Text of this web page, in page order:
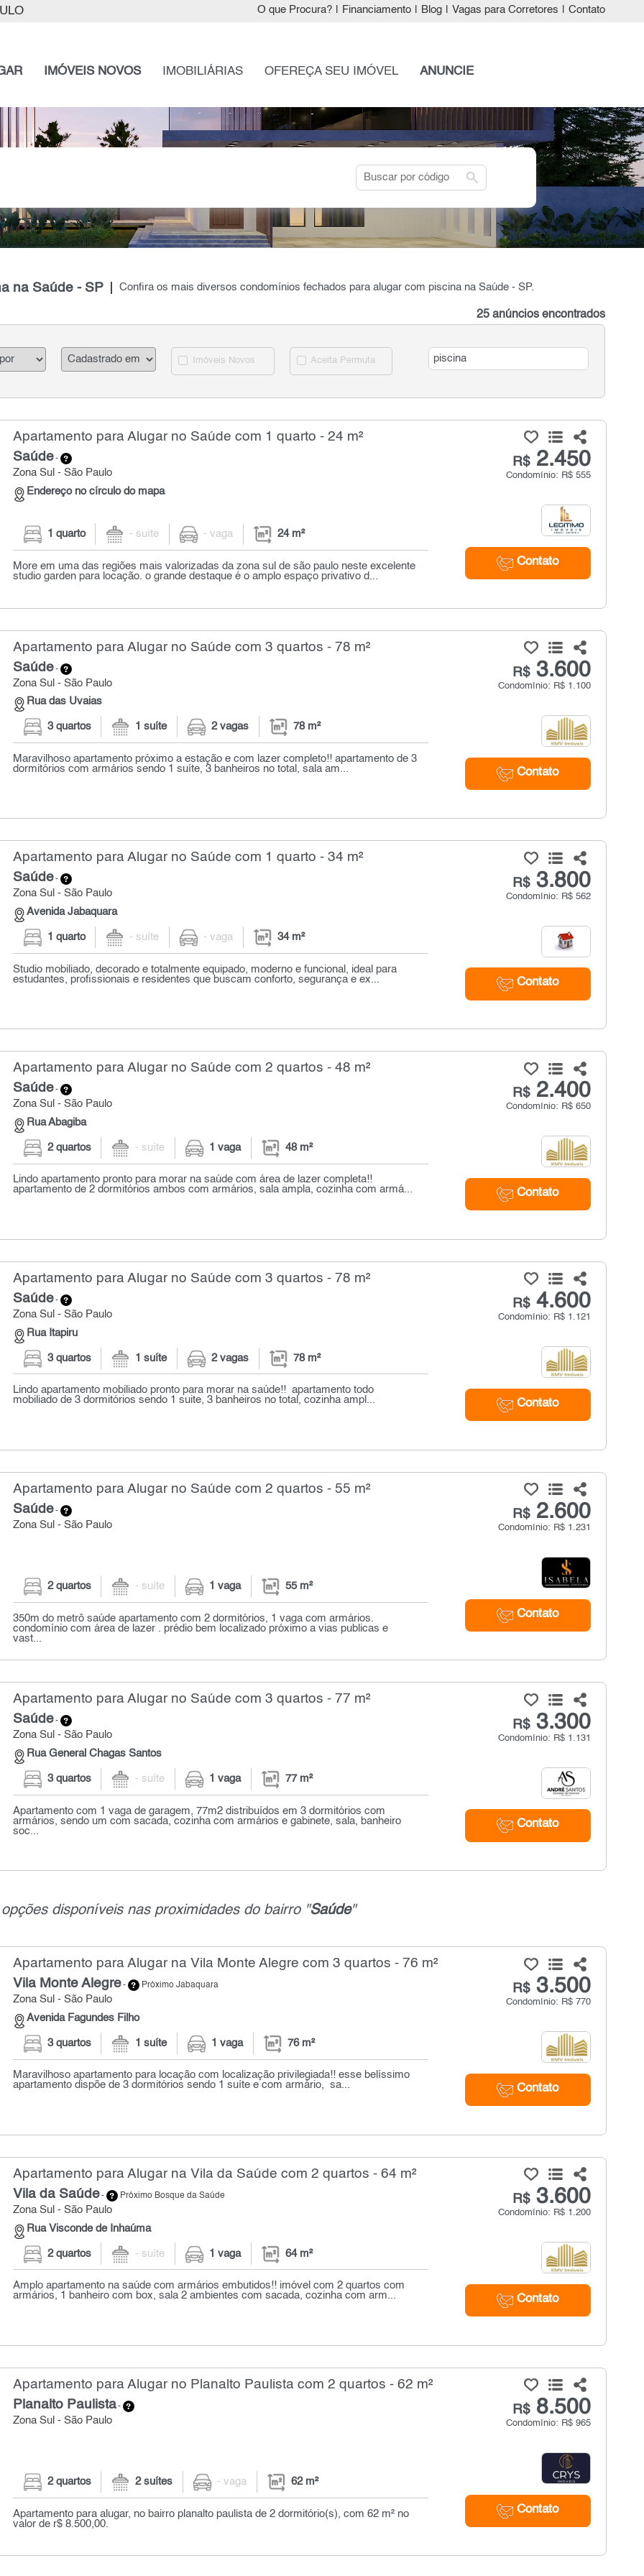
O que Procura? Financiamento Blog Vagas para Corretores Contato
IMÓVEIS NOVOS IMOBILIÁRIAS OFEREÇA SEU IMÓVEL ANUNCIE
search
na Saúde - SP Confira os mais diversos condomínios fechados para alugar com piscina na Saúde - SP.
25 anúncios encontrados
Imóveis Novos Aceita Permuta
Apartamento para Alugar no Saúde com 1 quarto - 24 m²
Saúde-
Zona Sul - São Paulo
Endereço no círculo do mapa
R$2.450
Condomínio: R$ 555
Contato
1 quarto - suíte - vaga 24 m²
More em uma das regiões mais valorizadas da zona sul de são paulo neste excelente
studio garden para locação. o grande destaque é o amplo espaço privativo d...
Apartamento para Alugar no Saúde com 3 quartos - 78 m²
Saúde-
Zona Sul - São Paulo
Rua das Uvaias
R$3.600
Condomínio: R$ 1.100
Contato
3 quartos 1 suíte 2 vagas 78 m²
Maravilhoso apartamento próximo a estação e com lazer completo!! apartamento de 3
dormitórios com armários sendo 1 suíte, 3 banheiros no total, sala am...
Apartamento para Alugar no Saúde com 1 quarto - 34 m²
Saúde-
Zona Sul - São Paulo
Avenida Jabaquara
R$3.800
Condomínio: R$ 562
Contato
1 quarto - suíte - vaga 34 m²
Studio mobiliado, decorado e totalmente equipado, moderno e funcional, ideal para
estudantes, profissionais e residentes que buscam conforto, segurança e ex...
Apartamento para Alugar no Saúde com 2 quartos - 48 m²
Saúde-
Zona Sul - São Paulo
Rua Abagiba
R$2.400
Condomínio: R$ 650
Contato
2 quartos - suíte 1 vaga 48 m²
Lindo apartamento pronto para morar na saúde com área de lazer completa!!
apartamento de 2 dormitórios ambos com armários, sala ampla, cozinha com armá...
Apartamento para Alugar no Saúde com 3 quartos - 78 m²
Saúde-
Zona Sul - São Paulo
Rua Itapiru
R$4.600
Condomínio: R$ 1.121
Contato
3 quartos 1 suíte 2 vagas 78 m²
Lindo apartamento mobiliado pronto para morar na saúde!! apartamento todo
mobiliado de 3 dormitórios sendo 1 suite, 3 banheiros no total, cozinha ampl...
Apartamento para Alugar no Saúde com 2 quartos - 55 m²
Saúde-
Zona Sul - São Paulo
R$2.600
Condomínio: R$ 1.231
Contato
2 quartos - suíte 1 vaga 55 m²
350m do metrô saúde apartamento com 2 dormitórios, 1 vaga com armários.
condomínio com área de lazer . prédio bem localizado próximo a vias publicas e
vast...
Apartamento para Alugar no Saúde com 3 quartos - 77 m²
Saúde-
Zona Sul - São Paulo
Rua General Chagas Santos
R$3.300
Condomínio: R$ 1.131
Contato
3 quartos - suíte 1 vaga 77 m²
Apartamento com 1 vaga de garagem, 77m2 distribuídos em 3 dormitórios com
armários, sendo um com sacada, cozinha com armários e gabinete, sala, banheiro
soc...
disponíveis nas proximidades do bairro "Saúde"
Apartamento para Alugar na Vila Monte Alegre com 3 quartos - 76 m²
Vila Monte Alegre- Próximo Jabaquara
Zona Sul - São Paulo
Avenida Fagundes Filho
R$3.500
Condomínio: R$ 770
Contato
3 quartos 1 suíte 1 vaga 76 m²
Maravilhoso apartamento para locação com localização privilegiada!! esse belíssimo
apartamento dispõe de 3 dormitórios sendo 1 suíte e com armário, sa...
Apartamento para Alugar na Vila da Saúde com 2 quartos - 64 m²
Vila da Saúde- Próximo Bosque da Saúde
Zona Sul - São Paulo
Rua Visconde de Inhaúma
R$3.600
Condomínio: R$ 1.200
Contato
2 quartos - suíte 1 vaga 64 m²
Amplo apartamento na saúde com armários embutidos!! imóvel com 2 quartos com
armários, 1 banheiro com box, sala 2 ambientes com sacada, cozinha com arm...
Apartamento para Alugar no Planalto Paulista com 2 quartos - 62 m²
Planalto Paulista-
Zona Sul - São Paulo
R$8.500
Condomínio: R$ 965
Contato
2 quartos 2 suítes - vaga 62 m²
Apartamento para alugar, no bairro planalto paulista de 2 dormitório(s), com 62 m² no
valor de r$ 8.500,00.